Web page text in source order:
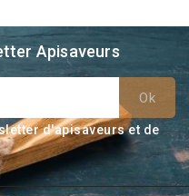
Apisaveurs
d'apisaveurs et de